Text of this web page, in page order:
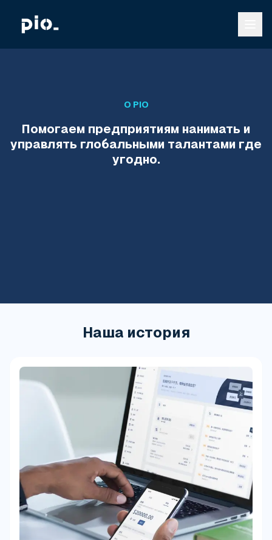
О PIO
Помогаем предприятиям нанимать и
управлять глобальными талантами где
угодно.
Наша история